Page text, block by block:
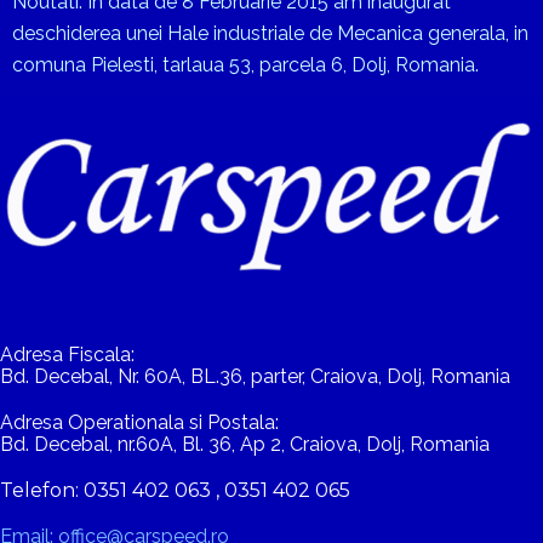
deschiderea unei Hale industriale de Mecanica generala, in
comuna Pielesti, tarlaua 53, parcela 6, Dolj, Romania.
Adresa Fiscala:
Bd. Decebal, Nr. 60A, BL.36, parter, Craiova, Dolj, Romania
Adresa Operationala si Postala:
Bd. Decebal, nr.60A, Bl. 36, Ap 2, Craiova, Dolj, Romania
Telefon: 0351 402 063 , 0351 402 065
Email: office@carspeed.ro